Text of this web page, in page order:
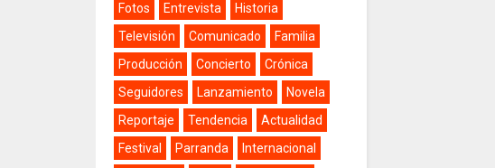
Fotos
Entrevista
Historia
Televisión
Comunicado
Familia
Producción
Concierto
Crónica
Seguidores
Lanzamiento
Novela
Reportaje
Tendencia
Actualidad
Festival
Parranda
Internacional